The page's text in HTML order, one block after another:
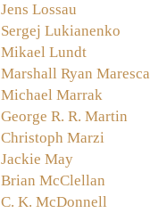
Jens Lossau
Sergej Lukianenko
Mikael Lundt
Marshall Ryan Maresca
Michael Marrak
George R. R. Martin
Christoph Marzi
Jackie May
Brian McClellan
C. K. McDonnell